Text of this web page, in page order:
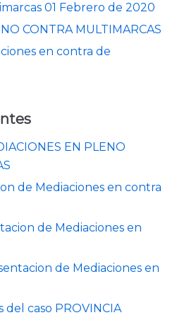
01 Febrero de 2020
CONTRA MULTIMARCAS
en contra de
EN PLENO
de Mediaciones en contra
de Mediaciones en
de Mediaciones en
del caso PROVINCIA